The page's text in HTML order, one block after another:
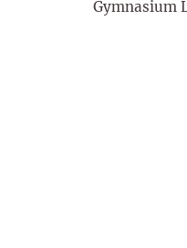
Gymnasium